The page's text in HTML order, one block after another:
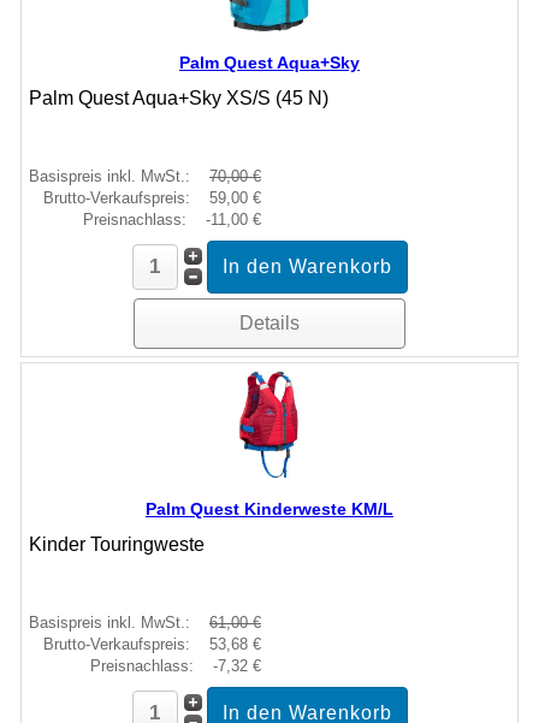
Palm Quest Aqua+Sky
Palm Quest Aqua+Sky XS/S (45 N)
Basispreis inkl. MwSt.:
70,00 €
Brutto-Verkaufspreis:
59,00 €
Preisnachlass:
-11,00 €
Details
Palm Quest Kinderweste KM/L
Kinder Touringweste
Basispreis inkl. MwSt.:
61,00 €
Brutto-Verkaufspreis:
53,68 €
Preisnachlass:
-7,32 €